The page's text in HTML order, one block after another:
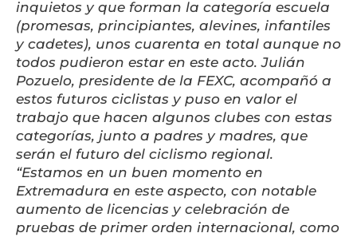
inquietos y que forman la categoría escuela
(promesas, principiantes, alevines, infantiles
y cadetes), unos cuarenta en total aunque no
todos pudieron estar en este acto. Julián
Pozuelo, presidente de la FEXC, acompañó a
estos futuros ciclistas y puso en valor el
trabajo que hacen algunos clubes con estas
categorías, junto a padres y madres, que
serán el futuro del ciclismo regional.
“Estamos en un buen momento en
Extremadura en este aspecto, con notable
aumento de licencias y celebración de
pruebas de primer orden internacional, como